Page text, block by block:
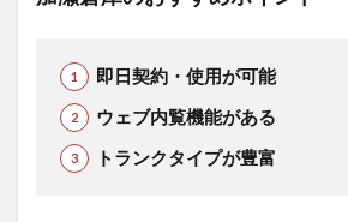
即日契約・使用が可能
ウェブ内覧機能がある
トランクタイプが豊富